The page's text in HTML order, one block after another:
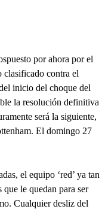
por ahora por el
clasificado contra el
inicio del choque del
la resolución definitiva
será la siguiente,
El domingo 27
el equipo ‘red’ ya tan
le quedan para ser
Cualquier desliz del